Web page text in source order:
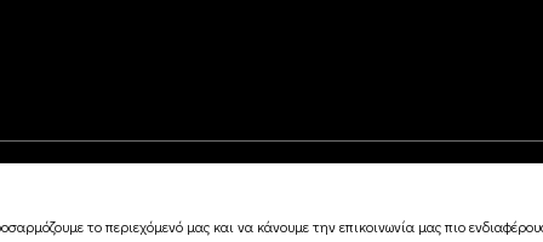
το περιεχόμενό μας και να κάνουμε την επικοινωνία μας πιο